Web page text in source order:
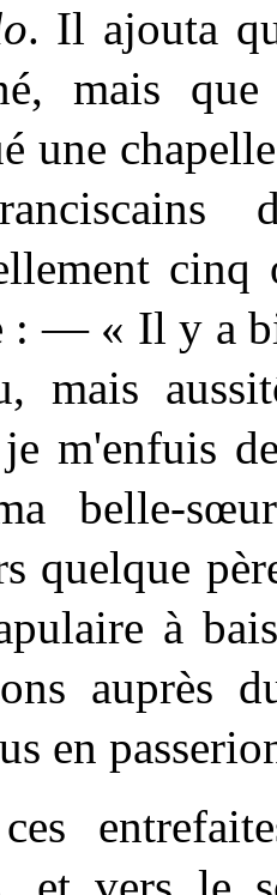
. Il ajouta
mais
une
: — « Il y a
mais
m'enfuis
belle-
quelque
à
auprès
en